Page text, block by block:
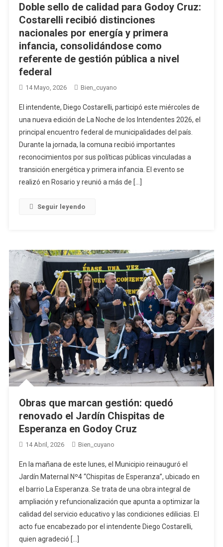
Doble sello de calidad para Godoy Cruz:
Costarelli recibió distinciones
nacionales por energía y primera
infancia, consolidándose como
referente de gestión pública a nivel
federal
14 Mayo, 2026 Bien_cuyano
El intendente, Diego Costarelli, participó este miércoles de
una nueva edición de La Noche de los Intendentes 2026, el
principal encuentro federal de municipalidades del país.
Durante la jornada, la comuna recibió importantes
reconocimientos por sus políticas públicas vinculadas a
transición energética y primera infancia. El evento se
realizó en Rosario y reunió a más de […]
Seguir leyendo
Obras que marcan gestión: quedó
renovado el Jardín Chispitas de
Esperanza en Godoy Cruz
14 Abril, 2026 Bien_cuyano
En la mañana de este lunes, el Municipio reinauguró el
Jardín Maternal Nº4 “Chispitas de Esperanza”, ubicado en
el barrio La Esperanza. Se trata de una obra integral de
ampliación y refuncionalización que apunta a optimizar la
calidad del servicio educativo y las condiciones edilicias. El
acto fue encabezado por el intendente Diego Costarelli,
quien agradeció […]